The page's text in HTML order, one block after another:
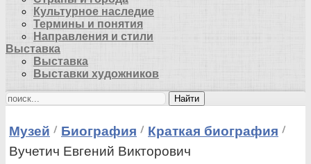
Культурное наследие
Термины и понятия
Направления и стили
Выставка
Выставка
Выставки художников
Найти
Музей Биография
Краткая биография
Вучетич Евгений Викторович